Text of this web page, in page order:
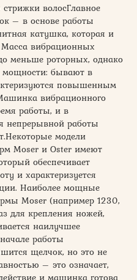
волосГлавное
– в основе работы
катушка, которая и
Масса вибрационных
меньше роторных, однако
мощности: бывают в
повышенным
вибрационного
работы, и в
непрерывной работы
модели
Moser и Oster имеют
обеспечивает
и характеризуется
Наиболее мощные
Moser (например 1230,
для крепления ножей,
наилучшее
работы
щелчок, но это не
– это означает,